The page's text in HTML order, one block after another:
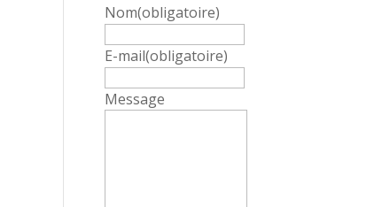
Nom(obligatoire)
E-mail(obligatoire)
Message